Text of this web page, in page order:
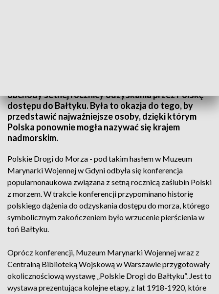
obchody setnej rocznicy odzyskania przez Polskę
dostępu do Bałtyku. Była to okazja do tego, by
przedstawić najważniejsze osoby, dzięki którym
Polska ponownie mogła nazywać się krajem
nadmorskim.
Polskie Drogi do Morza - pod takim hasłem w Muzeum
Marynarki Wojennej w Gdyni odbyła się konferencja
popularnonaukowa związana z setną rocznicą zaślubin Polski
z morzem. W trakcie konferencji przypominano historię
polskiego dążenia do odzyskania dostępu do morza, którego
symbolicznym zakończeniem było wrzucenie pierścienia w
toń Bałtyku.
Oprócz konferencji, Muzeum Marynarki Wojennej wraz z
Centralną Biblioteką Wojskową w Warszawie przygotowały
okolicznościową wystawę „Polskie Drogi do Bałtyku”. Jest to
wystawa prezentująca kolejne etapy, z lat 1918-1920, które